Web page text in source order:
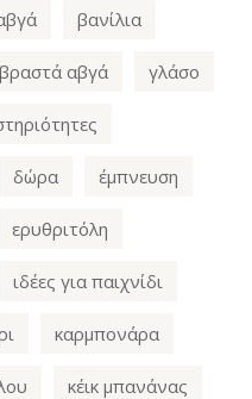
βανίλια
βραστά αβγά γλάσο
δώρα έμπνευση
ερυθριτόλη
ιδέες για παιχνίδι
καρμπονάρα
κέικ μπανάνας